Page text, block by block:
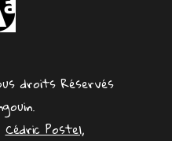
droits Réservés
Cédric Postel,